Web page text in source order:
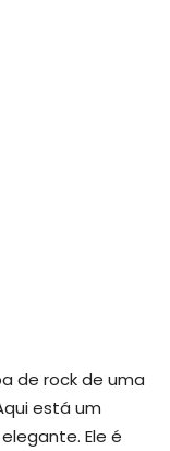
de rock de uma
está um
Ele é